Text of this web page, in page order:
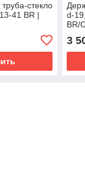
стекло
41 BR |
d-
BR/
3